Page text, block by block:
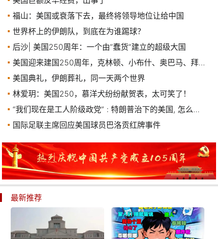
福山：美国或衰落下去，最终将领导地位让给中国
世界杯上的伊朗队，到底在为谁踢球？
后沙| 美国250周年：一个由”蠢货“建立的超级大国
美国迎来建国250周年，克林顿、小布什、奥巴马、拜登发声
美国典礼，伊朗葬礼，同一天两个世界
林爱玥：美国250，慕洋犬纷纷献贺表，太可笑了！
“我们现在是工人阶级政党” : 特朗普治下的美国, 怎么成了“社会主义混合体”？
国际足联主席回应美国球员巴洛贡红牌事件
最新推荐